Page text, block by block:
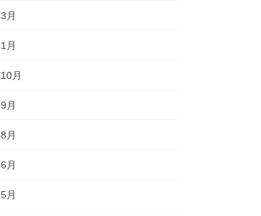
月
月
月
月
月
月
月